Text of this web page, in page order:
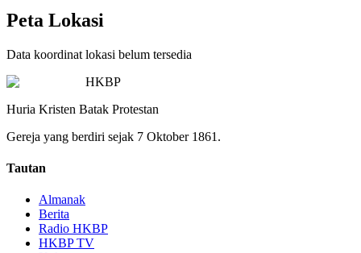
Peta Lokasi
Data koordinat lokasi belum tersedia
HKBP
Huria Kristen Batak Protestan
Gereja yang berdiri sejak 7 Oktober 1861.
Tautan
Almanak
Berita
Radio HKBP
HKBP TV